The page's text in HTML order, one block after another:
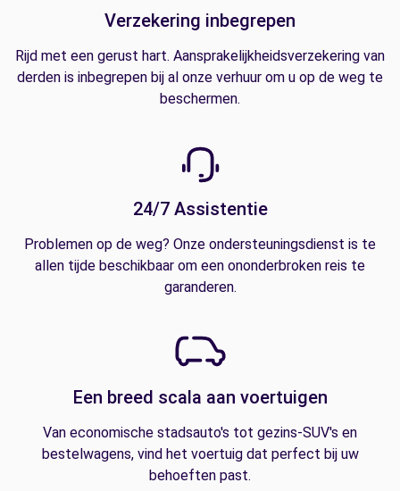
Verzekering inbegrepen
Rijd met een gerust hart. Aansprakelijkheidsverzekering van
derden is inbegrepen bij al onze verhuur om u op de weg te
beschermen.
24/7 Assistentie
Problemen op de weg? Onze ondersteuningsdienst is te
allen tijde beschikbaar om een ononderbroken reis te
garanderen.
Een breed scala aan voertuigen
Van economische stadsauto's tot gezins-SUV's en
bestelwagens, vind het voertuig dat perfect bij uw
behoeften past.